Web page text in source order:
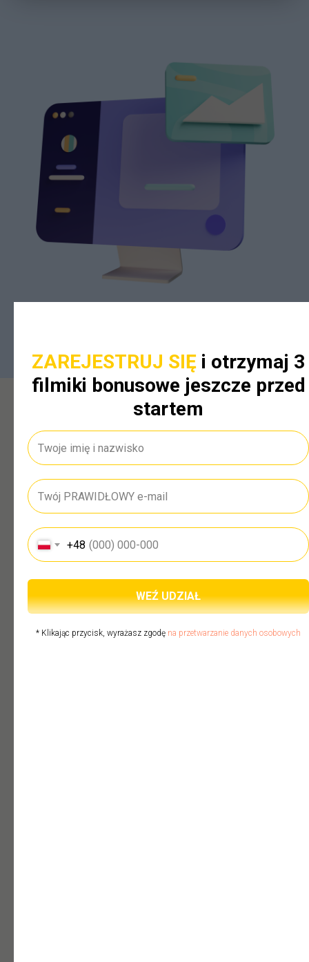
Dla kogo będzie to przydatne:
Księgowi
którzy chcą zautomatyzować
pracę w Comarch ERP Optima —
od e-faktur w KSeF, przez
operacje wielofirmowe, aż po
szybkie księgowanie wyciągów
01
ZAREJESTRUJ SIĘ i otrzymaj 3
filmiki bonusowe jeszcze przed
startem
+48
WEŹ UDZIAŁ
* Klikając przycisk, wyrażasz zgodę na przetwarzanie danych osobowych